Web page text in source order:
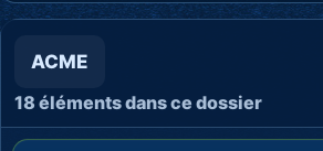
ACME
18 éléments dans ce dossier